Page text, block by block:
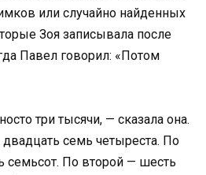
или случайно найденных
Зоя записывала после
Павел говорил: «Потом
три тысячи, — сказала она.
семь четыреста. По
семьсот. По второй — шесть